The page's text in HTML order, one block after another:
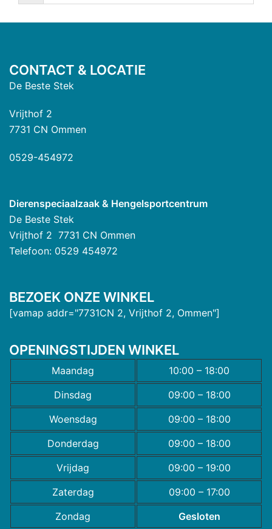
CONTACT & LOCATIE
De Beste Stek
Vrijthof 2
7731 CN Ommen
0529-454972
Dierenspeciaalzaak & Hengelsportcentrum
De Beste Stek
Vrijthof 2 7731 CN Ommen
Telefoon: 0529 454972
BEZOEK ONZE WINKEL
[vamap addr="7731CN 2, Vrijthof 2, Ommen"]
OPENINGSTIJDEN WINKEL
Maandag
10:00 – 18:00
Dinsdag
09:00 – 18:00
Woensdag
09:00 – 18:00
Donderdag
09:00 – 18:00
Vrijdag
09:00 – 19:00
Zaterdag
09:00 – 17:00
Zondag
Gesloten